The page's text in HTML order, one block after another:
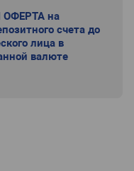
ОФЕРТА на
счета до
лица в
валюте